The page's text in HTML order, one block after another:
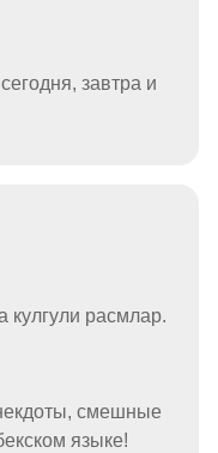
завтра и
кулгули расмлар.
смешные
языке!